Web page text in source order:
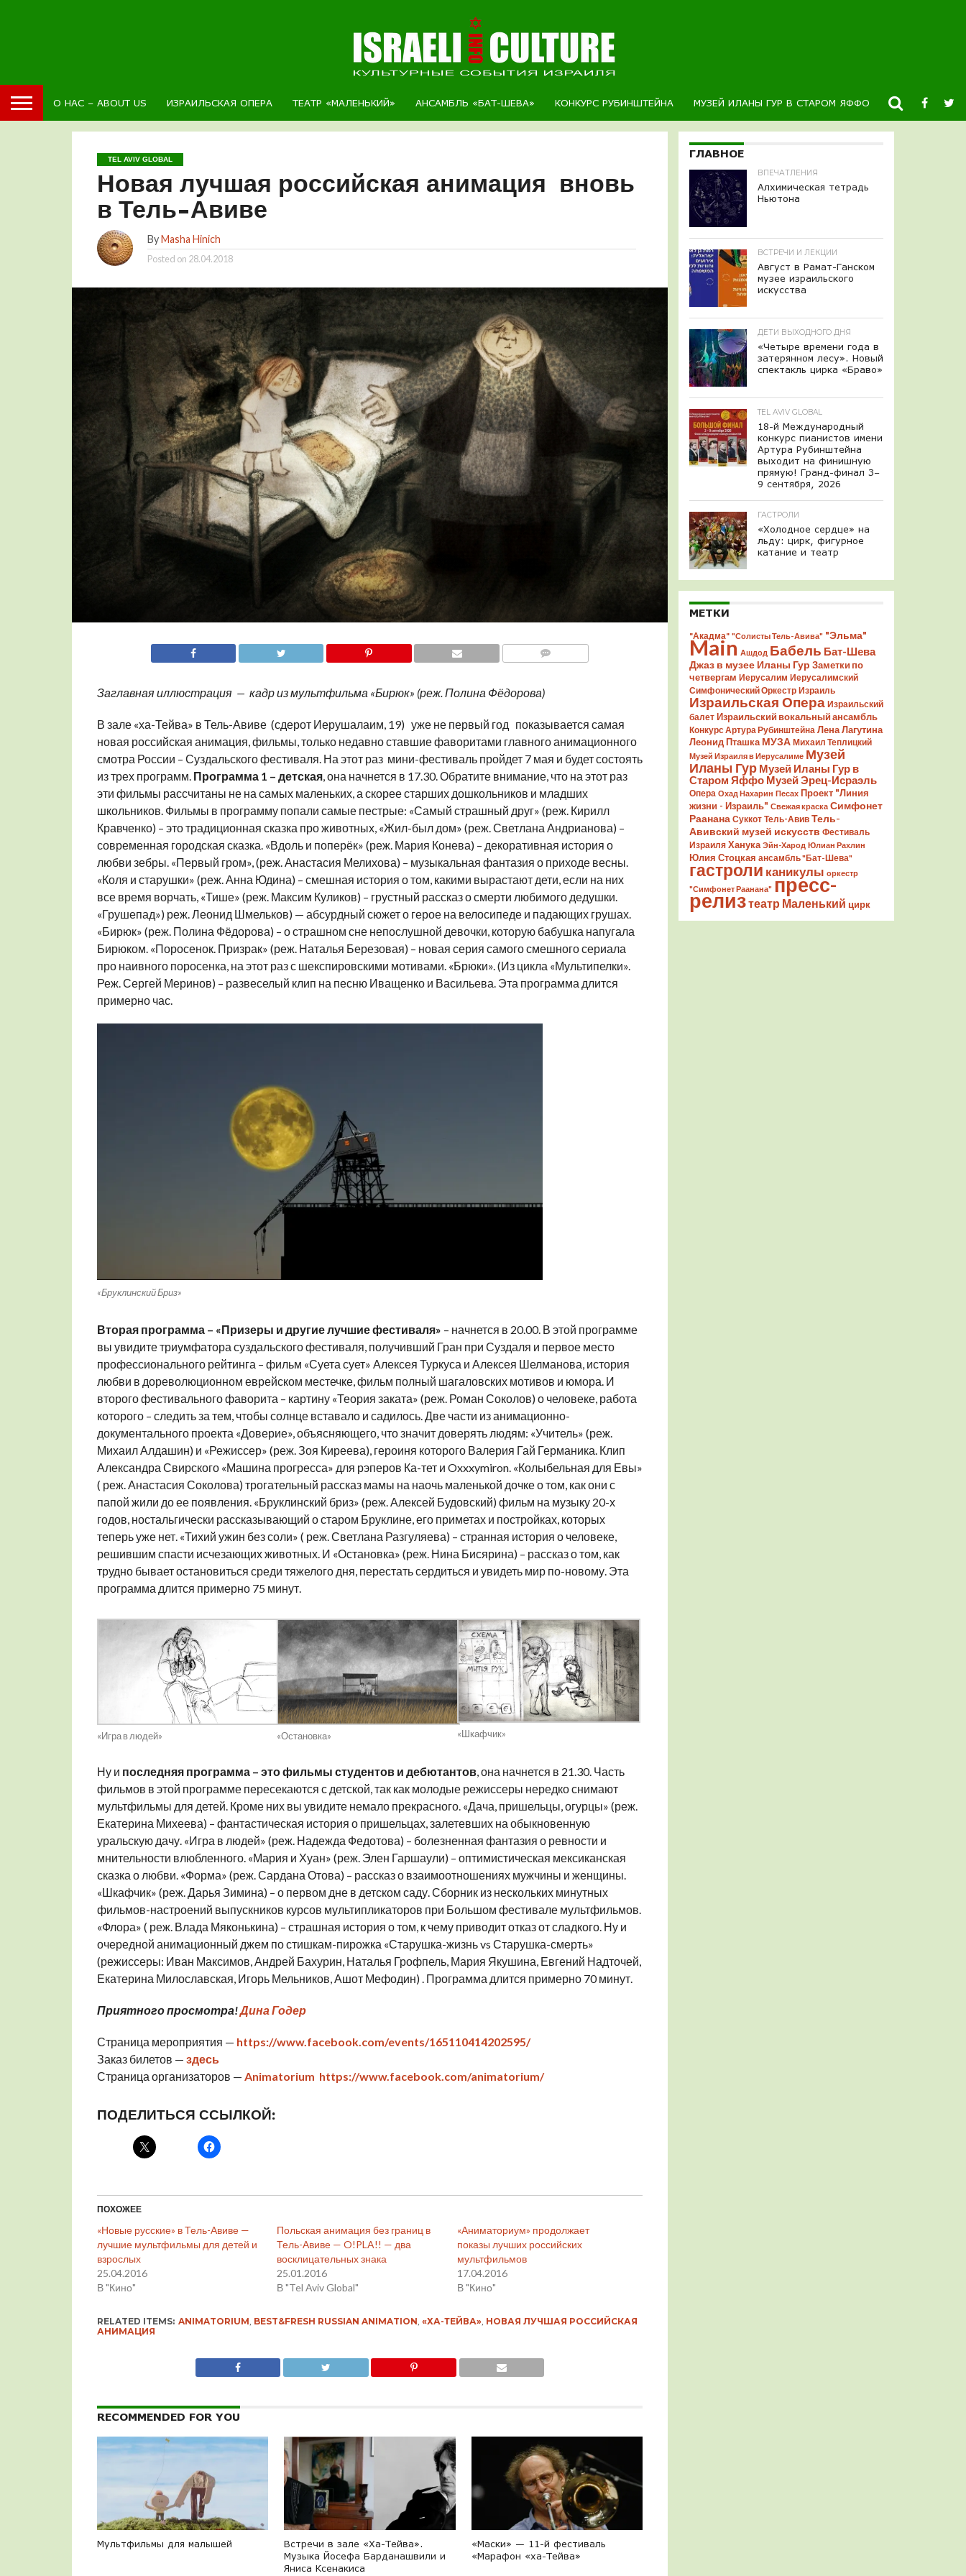
О НАС – ABOUT US ИЗРАИЛЬСКАЯ ОПЕРА ТЕАТР «МАЛЕНЬКИЙ» АНСАМБЛЬ «БАТ-ШЕВА» КОНКУРС РУБИНШТЕЙНА МУЗЕЙ ИЛАНЫ ГУР В СТАРОМ ЯФФО НОВОСТИ
TEL AVIV GLOBAL
Новая лучшая российская анимация вновь
в Тель-Авиве
ByMasha Hinich
Posted on 28.04.2018
Заглавная иллюстрация — кадр из мультфильма «Бирюк» (реж. Полина Фёдорова)
В зале «ха-Тейва» в Тель-Авиве (сдерот Иерушалаим, 19) уже не первый год показывается самая
новая российская анимация, фильмы, только недавно ставшие фаворитами главного анимационного
смотра России – Суздальского фестиваля. На этот раз мини-фестиваль пройдет 7 мая и будет состоять
из трех программ. Программа 1 – детская, она начнется в 17.30. Обратите внимание, что на этот раз
эти фильмы рассчитаны не на самых маленьких, а скорее старших дошкольников и младших
школьников. Фильмы в программу попали самые пестрые: «Самый страшный друг» (реж. Кирилл
Кравченко) – это традиционная сказка про животных, «Жил-был дом» (реж. Светлана Андрианова) –
современная городская сказка. «Вдоль и поперёк» (реж. Мария Конева) – декоративная история о
любви зебры. «Первый гром», (реж. Анастасия Мелихова) – музыкальная фантазия о приходе весны.
«Коля и старушки» (реж. Анна Юдина) – смешная история о том, какими вырастают дети, если на них
все время ворчать, «Тише» (реж. Максим Куликов) – грустный рассказ о смерти любимого дедушки.
«Грушепад») реж. Леонид Шмельков) — абсурдный сюжет о герое на велосипеде и падающих грушах.
«Бирюк» (реж. Полина Фёдорова) – о страшном сне непослушной девочки, которую бабушка напугала
Бирюком. «Поросенок. Призрак» (реж. Наталья Березовая) – новая серия самого смешного сериала
про наивного поросенка, на этот раз с шекспировскими мотивами. «Брюки». (Из цикла «Мультипелки».
Реж. Сергей Меринов) – развеселый клип на песню Иващенко и Васильева. Эта программа длится
примерно час.
«Бруклинский Бриз»
Вторая программа – «Призеры и другие лучшие фестиваля» – начнется в 20.00. В этой программе
вы увидите триумфатора суздальского фестиваля, получивший Гран при Суздаля и первое место
профессионального рейтинга – фильм «Суета сует» Алексея Туркуса и Алексея Шелманова, история
любви в дореволюционном еврейском местечке, фильм полный шагаловских мотивов и юмора. И
второго фестивального фаворита – картину «Теория заката» (реж. Роман Соколов) о человеке, работа
которого – следить за тем, чтобы солнце вставало и садилось. Две части из анимационно-
документального проекта «Доверие», объясняющего, что значит доверять людям: «Учитель» (реж.
Михаил Алдашин) и «Режиссер» (реж. Зоя Киреева), героиня которого Валерия Гай Германика. Клип
Александра Свирского «Машина прогресса» для рэперов Ка-тет и Oxxxymiron. «Колыбельная для Евы»
( реж. Анастасия Соколова) трогательный рассказ мамы на наочь маленькой дочке о том, как они с
папой жили до ее появления. «Бруклинский бриз» (реж. Алексей Будовский) фильм на музыку 20-х
годов, ностальгически рассказывающий о старом Бруклине, его приметах и постройках, которых
теперь уже нет. «Тихий ужин без соли» ( реж. Светлана Разгуляева) – странная история о человеке,
решившим спасти исчезающих животных. И «Остановка» (реж. Нина Бисярина) – рассказ о том, как
трудно бывает остановиться среди тяжелого дня, перестать сердиться и увидеть мир по-новому. Эта
программа длится примерно 75 минут.
«Игра в людей» «Остановка» «Шкафчик»
Ну и последняя программа – это фильмы студентов и дебютантов, она начнется в 21.30. Часть
фильмов в этой программе пересекаются с детской, так как молодые режиссеры нередко снимают
мультфильмы для детей. Кроме них вы увидите немало прекрасного. «Дача, пришельцы, огурцы» (реж.
Екатерина Михеева) – фантастическая история о пришельцах, залетевших на обыкновенную
уральскую дачу. «Игра в людей» (реж. Надежда Федотова) – болезненная фантазия о ревности и
мнительности влюбленного. «Мария и Хуан» (реж. Элен Гаршаули) – оптимистическая мексиканская
сказка о любви. «Форма» (реж. Сардана Отова) – рассказ о взаимоотношениях мужчины и женщины.
«Шкафчик» (реж. Дарья Зимина) – о первом дне в детском саду. Сборник из нескольких минутных
фильмов-настроений выпускников курсов мультипликаторов при Большом фестивале мультфильмов.
«Флора» ( реж. Влада Мяконькина) – страшная история о том, к чему приводит отказ от сладкого. Ну и
очередной анимационный джем по стишкам-пирожка «Старушка-жизнь vs Старушка-смерть»
(режиссеры: Иван Максимов, Андрей Бахурин, Наталья Грофпель, Мария Якушина, Евгений Надточей,
Екатерина Милославская, Игорь Мельников, Ашот Мефодин) . Программа длится примерно 70 минут.
Приятного просмотра!Дина Годер
Страница мероприятия — https://www.facebook.com/events/165110414202595/
Заказ билетов — здесь
Страница организаторов — Animatorium https://www.facebook.com/animatorium/
ПОДЕЛИТЬСЯ ССЫЛКОЙ:
ПОХОЖЕЕ
«Новые русские» в Тель-Авиве —
лучшие мультфильмы для детей и
взрослых
25.04.2016
В "Кино"
Польская анимация без границ в
Тель-Авиве — O!PLA!! — два
восклицательных знака
25.01.2016
В "Tel Aviv Global"
«Аниматориум» продолжает
показы лучших российских
мультфильмов
17.04.2016
В "Кино"
RELATED ITEMS: ANIMATORIUM, BEST&FRESH RUSSIAN ANIMATION, «ХА-ТЕЙВА», НОВАЯ ЛУЧШАЯ РОССИЙСКАЯ
АНИМАЦИЯ
RECOMMENDED FOR YOU
Мультфильмы для малышей
Встречи в зале «Ха-Тейва».
Музыка Йосефа Барданашвили и
Яниса Ксенакиса
«Маски» — 11-й фестиваль
«Марафон «ха-Тейва»
ГЛАВНОЕ
ВПЕЧАТЛЕНИЯ
Алхимическая тетрадь
Ньютона
ВСТРЕЧИ И ЛЕКЦИИ
Август в Рамат-Ганском
музее израильского
искусства
ДЕТИ ВЫХОДНОГО ДНЯ
«Четыре времени года в
затерянном лесу». Новый
спектакль цирка «Браво»
TEL AVIV GLOBAL
18-й Международный
конкурс пианистов имени
Артура Рубинштейна
выходит на финишную
прямую! Гранд-финал 3–
9 сентября, 2026
ГАСТРОЛИ
«Холодное сердце» на
льду: цирк, фигурное
катание и театр
МЕТКИ
"Акадма" "Солисты Тель-Авива" "Эльма"
Main Ашдод Бабель Бат-Шева
Джаз в музее Иланы Гур Заметки по
четвергам Иерусалим Иерусалимский
Симфонический Оркестр Израиль
Израильская Опера Израильский
балет Израильский вокальный ансамбль
Конкурс Артура Рубинштейна Лена Лагутина
Леонид Пташка МУЗА Михаил Теплицкий
Музей Израиля в Иерусалиме Музей
Иланы Гур Музей Иланы Гур в
Старом Яффо Музей Эрец-Исраэль
Опера Охад Нахарин Песах Проект "Линия
жизни - Израиль" Свежая краска Симфонет
Раанана Суккот Тель-Авив Тель-
Авивский музей искусств Фестиваль
Израиля Ханука Эйн-Харод Юлиан Рахлин
Юлия Стоцкая ансамбль "Бат-Шева"
гастроли каникулы оркестр
"Симфонет Раанана" пресс-
релизтеатр Маленький цирк